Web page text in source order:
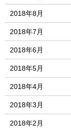
2018年8月
2018年7月
2018年6月
2018年5月
2018年4月
2018年3月
2018年2月